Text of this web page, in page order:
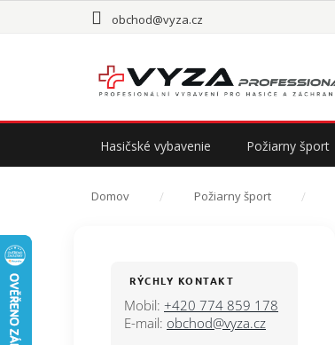
obchod@vyza.cz
Hasičské vybavenie Požiarny šport
Domov Požiarny šport
RÝCHLY KONTAKT
Mobil: +420 774 859 178
E-mail: obchod@vyza.cz